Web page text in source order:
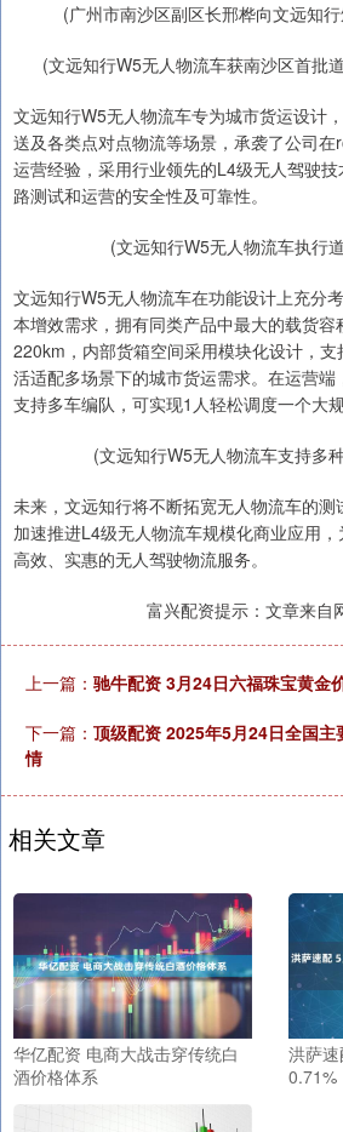
(广州市南沙区副区长邢桦向文远知
(文远知行W5无人物流车获南沙区首批
文远知行W5无人物流车专为城市货运设计
送及各类点对点物流等场景，承袭了公司
运营经验，采用行业领先的L4级无人驾驶
路测试和运营的安全性及可靠性。
(文远知行W5无人物流车执行
文远知行W5无人物流车在功能设计上充分
本增效需求，拥有同类产品中最大的载货
220km，内部货箱空间采用模块化设计，
活适配多场景下的城市货运需求。在运营
支持多车编队，可实现1人轻松调度一个大
(文远知行W5无人物流车支持多
未来，文远知行将不断拓宽无人物流车的测
加速推进L4级无人物流车规模化商业应用，
高效、实惠的无人驾驶物流服务。
富兴配资提示：文章来自
上一篇： 驰牛配资 3月24日六福珠宝黄金
下一篇： 顶级配资 2025年5月24日全国主
情
相关文章
华亿配资 电商大战击穿传统白
酒价格体系
洪萨
0.71%